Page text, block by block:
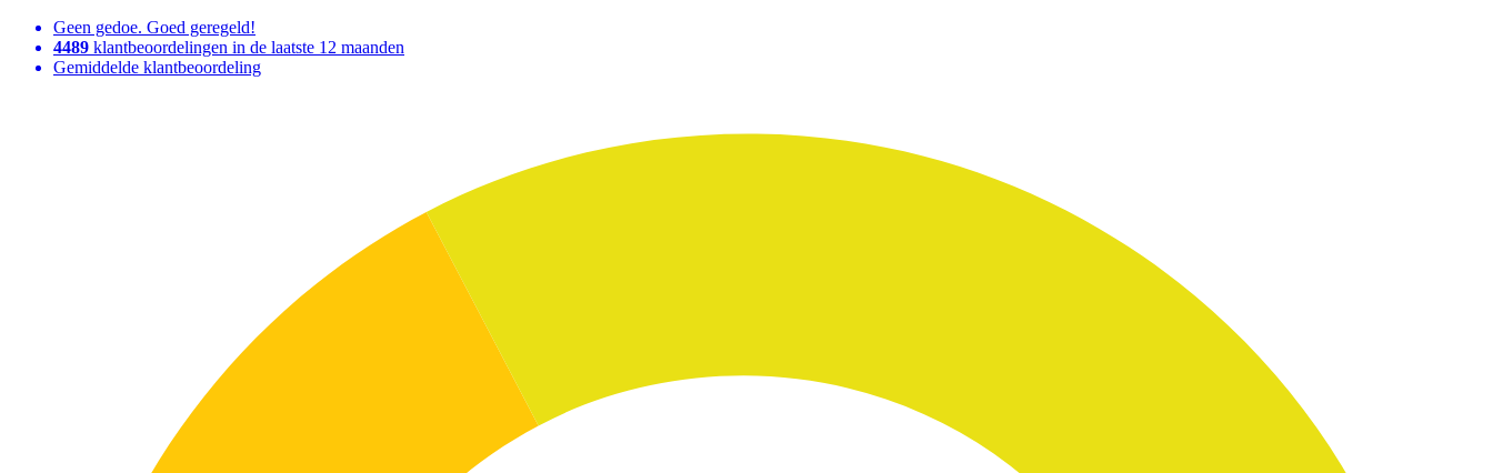
Geen gedoe. Goed geregeld!
4489 klantbeoordelingen in de laatste 12 maanden
Gemiddelde klantbeoordeling